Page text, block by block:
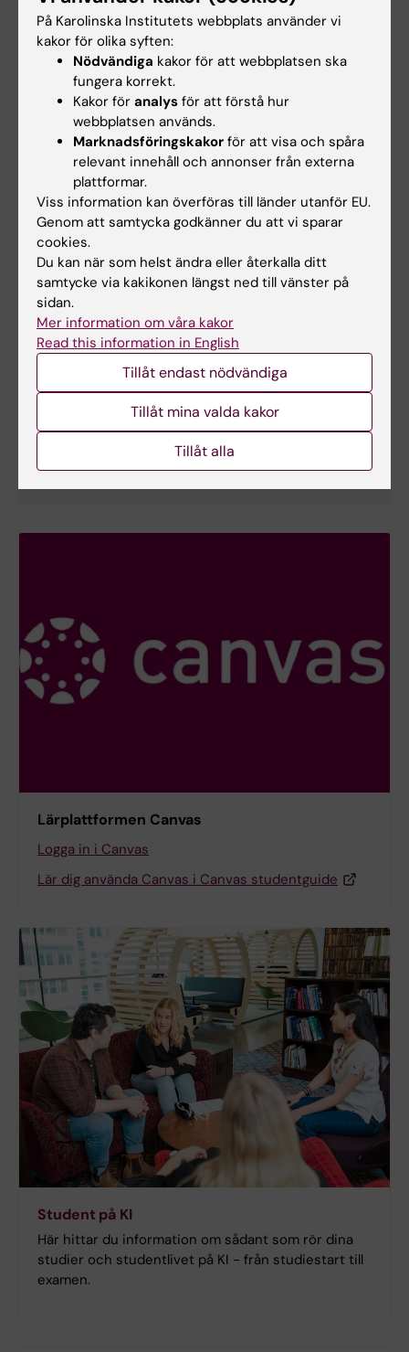
Telefon:
+46852488825
E-post:
gabriele.biguet@ki.se
Ellinor Tenne
Utbildningsadministratör
Telefon:
+46852488817
E-post:
ellinor.tenne@ki.se
Inna Osadtjaja
Studievägledare
+46852486387
inna.osadtjaja@ki.se
Lärplattformen Canvas
Logga in i Canvas
Lär dig använda Canvas i Canvas studentguide
Student på KI
Här hittar du information om sådant som rör dina
studier och studentlivet på KI - från studiestart till
examen.
På Karolinska Institutets webbplats använder vi
kakor för olika syften:
Nödvändiga kakor för att webbplatsen ska
fungera korrekt.
Kakor för analys för att förstå hur
webbplatsen används.
Marknadsföringskakor för att visa och spåra
relevant innehåll och annonser från externa
plattformar.
Viss information kan överföras till länder utanför EU.
Genom att samtycka godkänner du att vi sparar
cookies.
Du kan när som helst ändra eller återkalla ditt
samtycke via kakikonen längst ned till vänster på
sidan.
Mer information om våra kakor
Read this information in English
Tillåt endast nödvändiga
Tillåt mina valda kakor
Tillåt alla